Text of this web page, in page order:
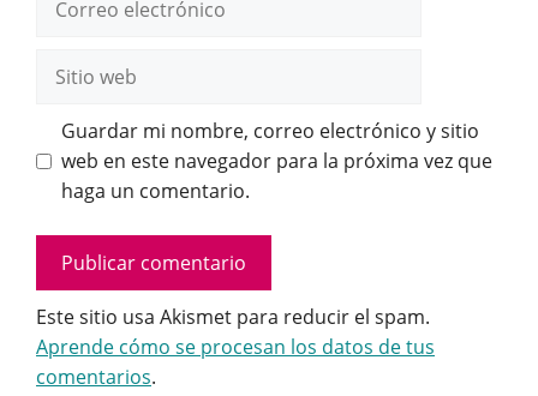
electrónico
web
Guardar mi nombre, correo electrónico y sitio
web en este navegador para la próxima vez que
haga un comentario.
Este sitio usa Akismet para reducir el spam.
Aprende cómo se procesan los datos de tus
comentarios.